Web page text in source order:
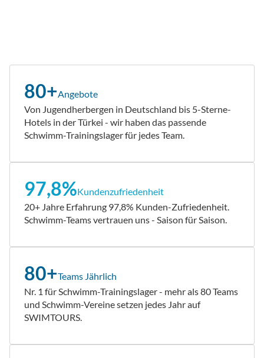
80+Angebote
Von Jugendherbergen in Deutschland bis 5-Sterne-
Hotels in der Türkei - wir haben das passende
Schwimm-Trainingslager für jedes Team.
97,8%Kundenzufriedenheit
20+ Jahre Erfahrung 97,8% Kunden-Zufriedenheit.
Schwimm-Teams vertrauen uns - Saison für Saison.
80+Teams Jährlich
Nr. 1 für Schwimm-Trainingslager - mehr als 80 Teams
und Schwimm-Vereine setzen jedes Jahr auf
SWIMTOURS.